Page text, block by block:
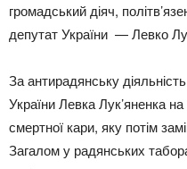
громадський діяч,
депутат України — Левко
За антирадянську
України Левка Лук’яненка
смертної кари, яку потім
Загалом у радянських